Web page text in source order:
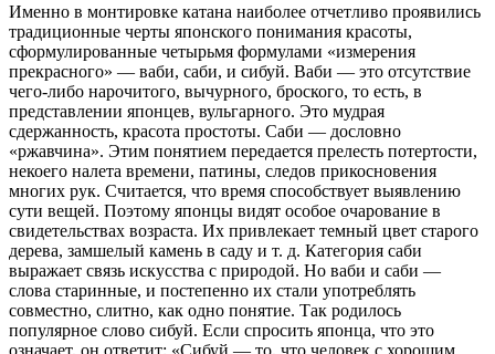
Именно в монтировке катана наиболее отчетливо проявились
традиционные черты японского понимания красоты,
сформулированные четырьмя формулами «измерения
прекрасного» — ваби, саби, и сибуй. Ваби — это отсутствие
чего-либо нарочитого, вычурного, броского, то есть, в
представлении японцев, вульгарного. Это мудрая
сдержанность, красота простоты. Саби — дословно
«ржавчина». Этим понятием передается прелесть потертости,
некоего налета времени, патины, следов прикосновения
многих рук. Считается, что время способствует выявлению
сути вещей. Поэтому японцы видят особое очарование в
свидетельствах возраста. Их привлекает темный цвет старого
дерева, замшелый камень в саду и т. д. Категория саби
выражает связь искусства с природой. Но ваби и саби —
слова старинные, и постепенно их стали употреблять
совместно, слитно, как одно понятие. Так родилось
популярное слово сибуй. Если спросить японца, что это
означает, он ответит: «Сибуй — то, что человек с хорошим